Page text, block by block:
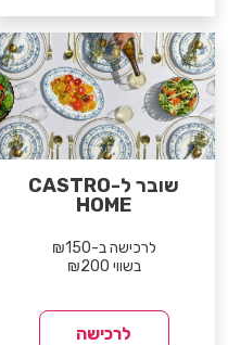
שובר ל-CASTRO
HOME
לרכישה ב-₪150
בשווי ₪200
לרכישה